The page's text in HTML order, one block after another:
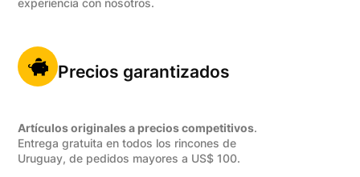
experiencia con nosotros.
Precios garantizados
Artículos originales a precios competitivos.
Entrega gratuita en todos los rincones de
Uruguay, de pedidos mayores a US$ 100.